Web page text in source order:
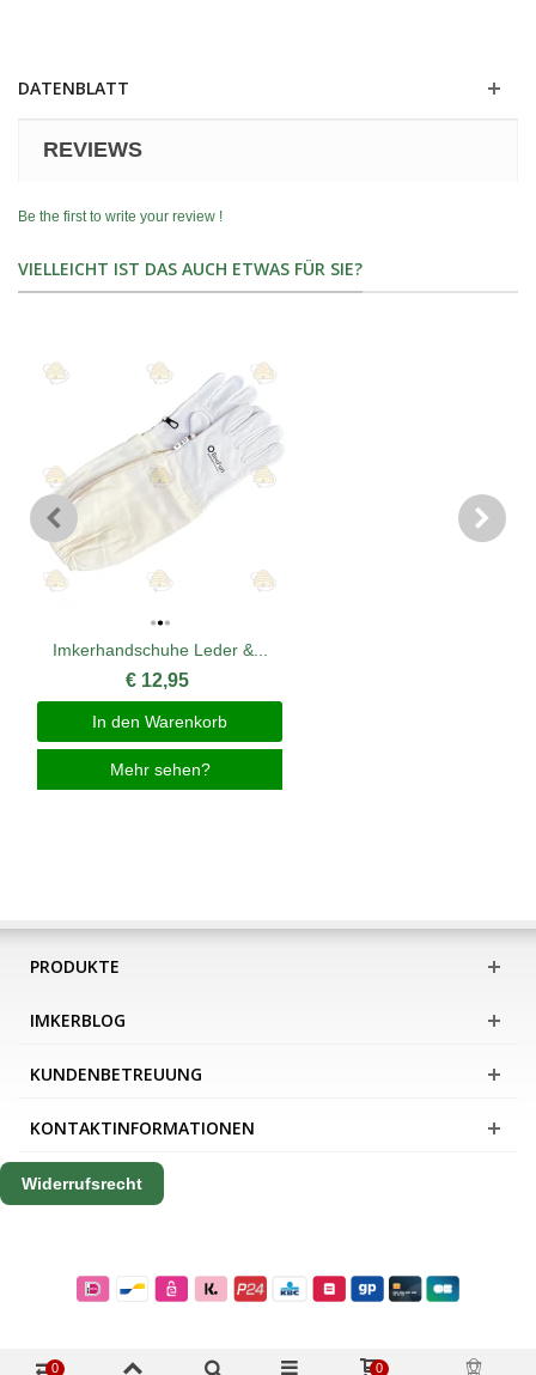
DATENBLATT
REVIEWS
Be the first to write your review !
VIELLEICHT IST DAS AUCH ETWAS FÜR SIE?
Imkerhandschuhe Leder &...
€ 12,95
In den Warenkorb
Mehr sehen?
PRODUKTE
IMKERBLOG
KUNDENBETREUUNG
KONTAKTINFORMATIONEN
Widerrufsrecht
0 0